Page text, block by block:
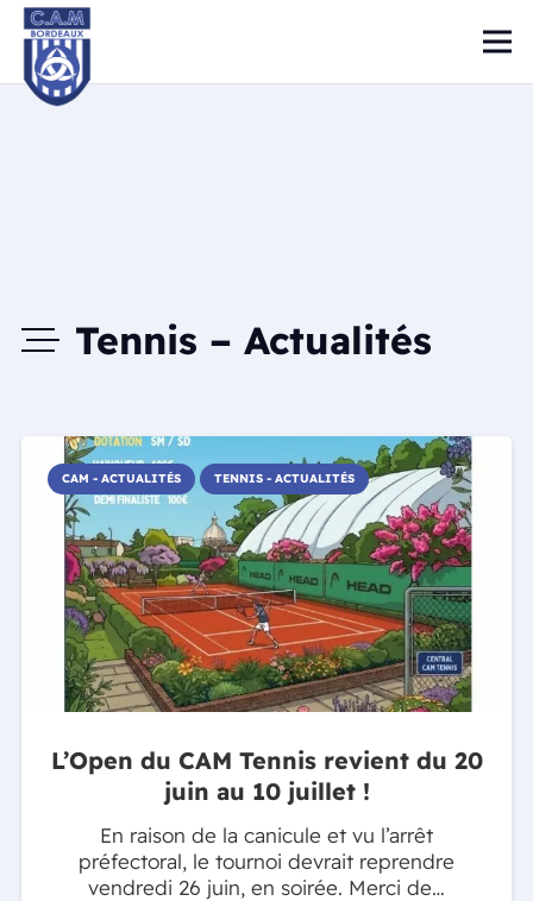
Tennis – Actualités
CAM - ACTUALITÉS TENNIS - ACTUALITÉS
L’Open du CAM Tennis revient du 20
juin au 10 juillet !
En raison de la canicule et vu l’arrêt
préfectoral, le tournoi devrait reprendre
vendredi 26 juin, en soirée. Merci de…